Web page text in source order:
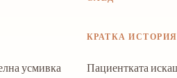
усмивка
КРАТКА ИСТОРИЯ
Пациентката